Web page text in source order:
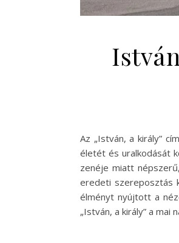
Az „István, a király”
életét és uralkodását
zenéje miatt
eredeti szereposztás
élményt nyújtott a
„István, a király” a mai